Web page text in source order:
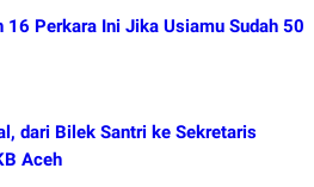
16 Perkara Ini Jika Usiamu Sudah 50
dari Bilek Santri ke Sekretaris
Aceh